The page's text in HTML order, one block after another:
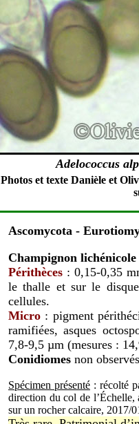
Adelococcus
Photos et texte Danièle et
Ascomycota -
Champignon
Périthèces : 0,15-0,35
le thalle et sur le
cellules.
Micro : pigment
ramifiées, asques
7,8-9,5 µm (mesures :
Conidiomes non
Spécimen présenté: récolté
direction du col de
sur un rocher calcaire, 2017/